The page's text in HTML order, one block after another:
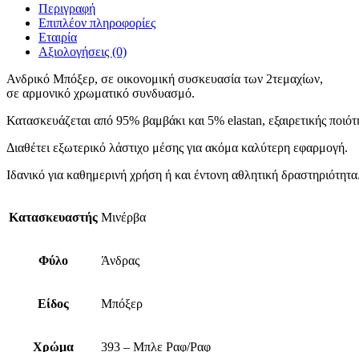
Περιγραφή
Επιπλέον πληροφορίες
Εταιρία
Αξιολογήσεις (0)
Ανδρικό Μπόξερ, σε οικονομική συσκευασία των 2τεμαχίων,
σε αρμονικό χρωματικό συνδυασμό.
Κατασκευάζεται από 95% βαμβάκι και 5% elastan, εξαιρετικής
Διαθέτει εξωτερικό λάστιχο μέσης για ακόμα καλύτερη εφαρμογή.
Ιδανικό για καθημερινή χρήση ή και έντονη αθλητική δραστηριότητα.
Κατασκευαστής Μινέρβα
Φύλο Άνδρας
Είδος Μπόξερ
Χρώμα 393 – Μπλε Ραφ/Ραφ